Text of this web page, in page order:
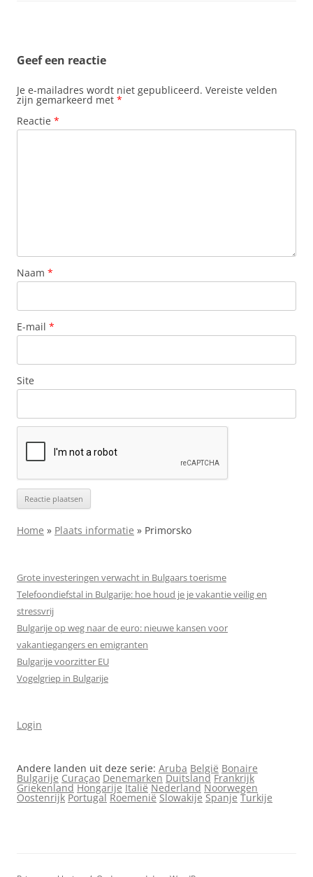
Geef een reactie
Je e-mailadres wordt niet gepubliceerd. Vereiste velden
zijn gemarkeerd met *
Reactie *
Naam *
E-mail *
Site
Home » Plaats informatie » Primorsko
Grote investeringen verwacht in Bulgaars toerisme
Telefoondiefstal in Bulgarije: hoe houd je je vakantie veilig en
stressvrij
Bulgarije op weg naar de euro: nieuwe kansen voor
vakantiegangers en emigranten
Bulgarije voorzitter EU
Vogelgriep in Bulgarije
Login
Andere landen uit deze serie: Aruba België Bonaire
Bulgarije Curaçao Denemarken Duitsland Frankrijk
Griekenland Hongarije Italië Nederland Noorwegen
Oostenrijk Portugal Roemenië Slowakije Spanje Turkije